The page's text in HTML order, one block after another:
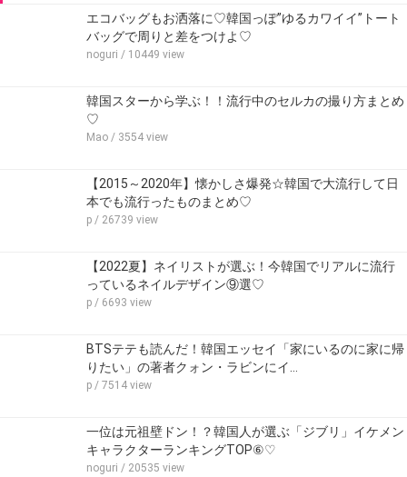
エコバッグもお洒落に♡韓国っぽ”ゆるカワイイ”トート
バッグで周りと差をつけよ♡
noguri / 10449 view
韓国スターから学ぶ！！流行中のセルカの撮り方まとめ
♡
Mao / 3554 view
【2015～2020年】懐かしさ爆発☆韓国で大流行して日
本でも流行ったものまとめ♡
p / 26739 view
【2022夏】ネイリストが選ぶ！今韓国でリアルに流行
っているネイルデザイン⑨選♡
p / 6693 view
BTSテテも読んだ！韓国エッセイ「家にいるのに家に帰
りたい」の著者クォン・ラビンにイ…
p / 7514 view
一位は元祖壁ドン！？韓国人が選ぶ「ジブリ」イケメン
キャラクターランキングTOP⑥♡
noguri / 20535 view